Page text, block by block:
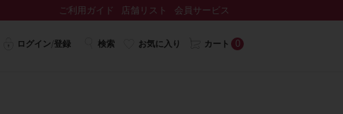
ご利用ガイド 店舗リスト 会員サービス
ログイン/登録 検索 お気に入り カート 0